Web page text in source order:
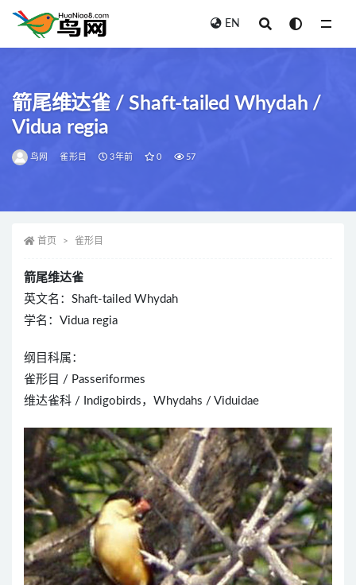
EN
箭尾维达雀 / Shaft-tailed Whydah /
Vidua regia
鸟网 雀形目 3年前 0 57
首页 雀形目
箭尾维达雀
英文名：Shaft-tailed Whydah
学名：Vidua regia
纲目科属：
雀形目 / Passeriformes
维达雀科 / Indigobirds，Whydahs / Viduidae